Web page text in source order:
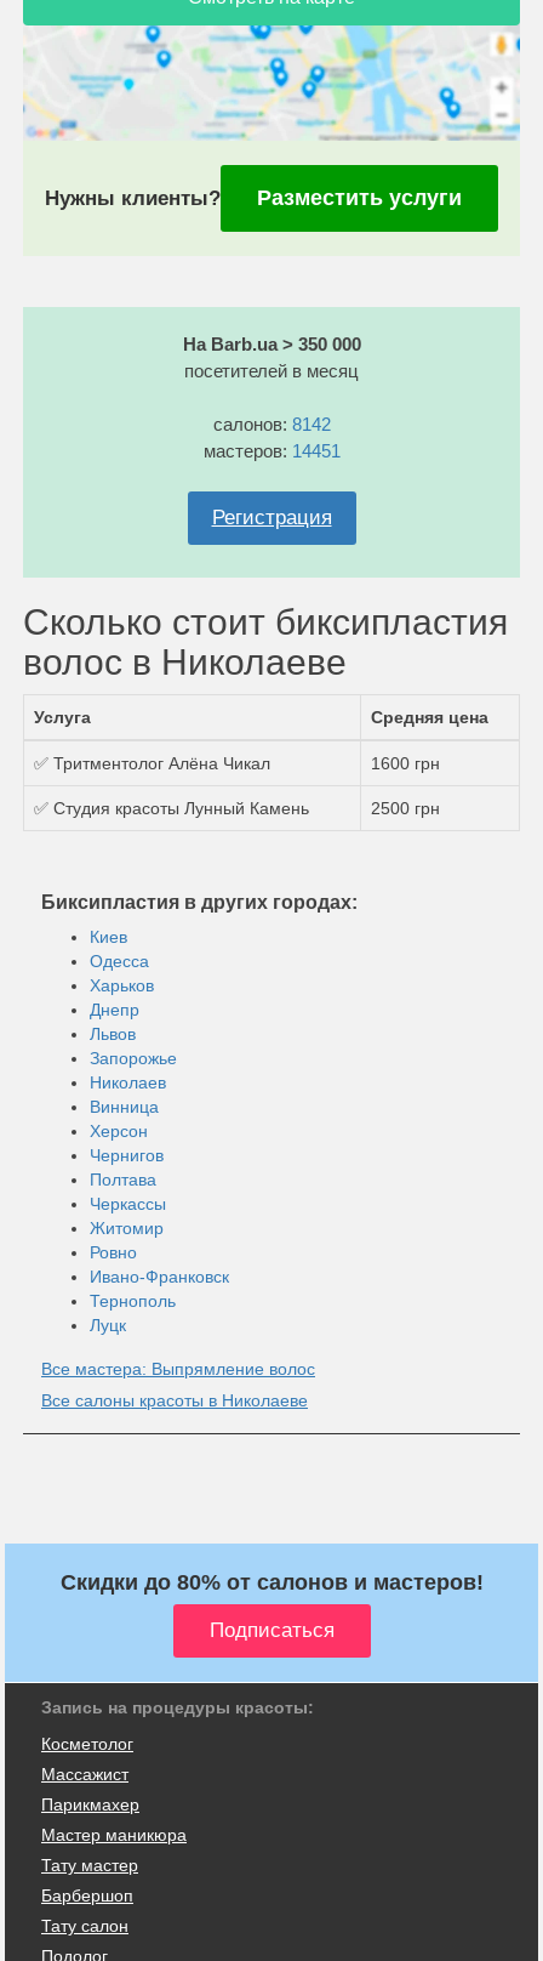
Нужны клиенты? Разместить услуги
На Barb.ua > 350 000
посетителей в месяц
салонов: 8142
мастеров: 14451
Регистрация
Сколько стоит биксипластия
волос в Николаеве
Услуга Средняя цена
✅ Тритментолог Алёна Чикал 1600 грн
✅ Студия красоты Лунный Камень 2500 грн
Биксипластия в других городах:
Киев
Одесса
Харьков
Днепр
Львов
Запорожье
Николаев
Винница
Херсон
Чернигов
Полтава
Черкассы
Житомир
Ровно
Ивано-Франковск
Тернополь
Луцк
Все мастера: Выпрямление волос
Все салоны красоты в Николаеве
Скидки до 80% от салонов и мастеров!
Запись на процедуры красоты:
Косметолог
Массажист
Парикмахер
Мастер маникюра
Тату мастер
Барбершоп
Тату салон
Подолог